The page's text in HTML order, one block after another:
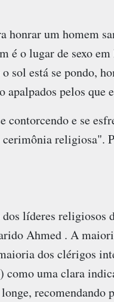
um homem
é o lugar de sexo
sol está se pondo,
apalpados pelos que
contorcendo e se
religiosa".
líderes religiosos
Ahmed . A
dos clérigos
uma clara
recomendando